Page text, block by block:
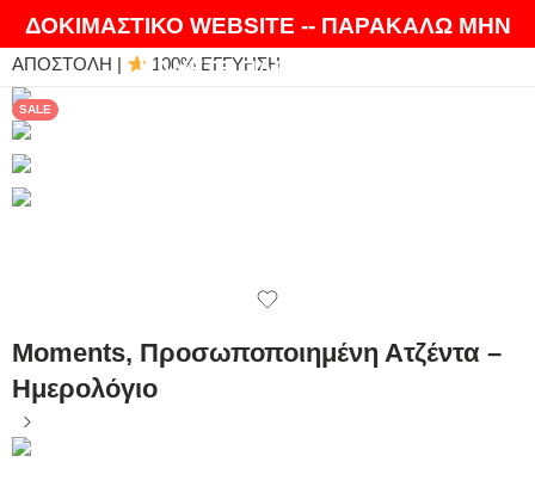
ΔΟΚΙΜΑΣΤΙΚΟ WEBSITE -- ΠΑΡΑΚΑΛΩ ΜΗΝ
ΚΑΝΕΤΕ ΠΑΡΑΓΓΕΛΙΕΣ
ΘΑ ΛΑΤΡΕΨΕΤΕ ΤΑ ΠΡΟΪΟΝΤΑ ΜΑΣ | EXPRESS
ΑΠΟΣΤΟΛΗ | 100% ΕΓΓΥΗΣΗ
SALE
Moments, Προσωποποιημένη Ατζέντα –
Ημερολόγιο